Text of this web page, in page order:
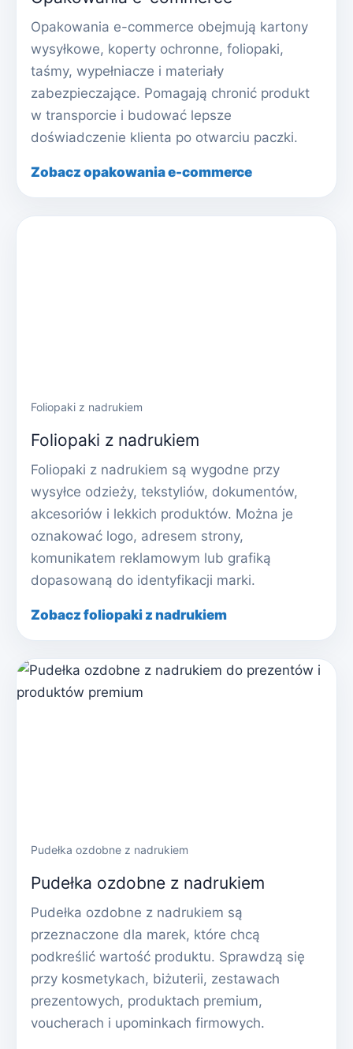
Opakowania e-commerce obejmują kartony
wysyłkowe, koperty ochronne, foliopaki,
taśmy, wypełniacze i materiały
zabezpieczające. Pomagają chronić produkt
w transporcie i budować lepsze
doświadczenie klienta po otwarciu paczki.
Zobacz opakowania e-commerce
Foliopaki z nadrukiem
Foliopaki z nadrukiem
Foliopaki z nadrukiem są wygodne przy
wysyłce odzieży, tekstyliów, dokumentów,
akcesoriów i lekkich produktów. Można je
oznakować logo, adresem strony,
komunikatem reklamowym lub grafiką
dopasowaną do identyfikacji marki.
Zobacz foliopaki z nadrukiem
Pudełka ozdobne z nadrukiem
Pudełka ozdobne z nadrukiem
Pudełka ozdobne z nadrukiem są
przeznaczone dla marek, które chcą
podkreślić wartość produktu. Sprawdzą się
przy kosmetykach, biżuterii, zestawach
prezentowych, produktach premium,
voucherach i upominkach firmowych.